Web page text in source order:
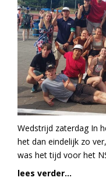
Wedstrijd zaterdag In
het dan eindelijk zo
was het tijd voor het
lees verder...